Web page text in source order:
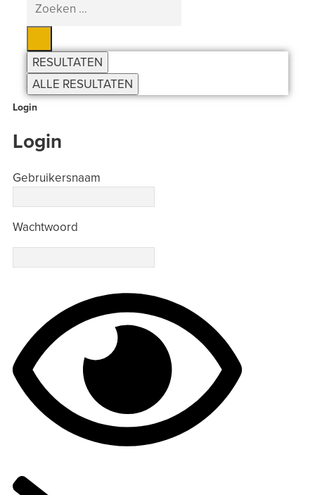
RESULTATEN
ALLE RESULTATEN
Login
Login
Gebruikersnaam
Wachtwoord